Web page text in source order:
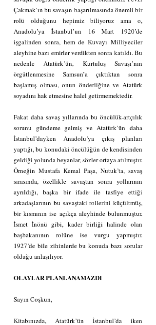
Çakmak’ın bu savaşın başarılmasında önemli bir
rolü olduğunu hepimiz biliyoruz ama o,
Anadolu’ya İstanbul’un 16 Mart 1920’de
işgalinden sonra, hem de Kuvayı Milliyeciler
aleyhine bazı emirler verdikten sonra katıldı. Bu
nedenle Atatürk’ün, Kurtuluş Savaşı’nın
örgütlenmesine Samsun’a çıktıktan sonra
başlamış olması, onun önderliğine ve Atatürk
soyadını hak etmesine halel getirmemektedir.
Fakat daha savaş yıllarında bu öncülük-artçılık
sorunu gündeme gelmiş ve Atatürk’ün daha
İstanbul’dayken Anadolu’ya çıkış planları
yaptığı, bu konudaki öncülüğün de kendisinden
geldiği yolunda beyanlar, sözler ortaya atılmıştır.
Örneğin Mustafa Kemal Paşa, Nutuk’ta, savaş
sırasında, özellikle savaştan sonra yollarının
ayrıldığı, başka bir ifade ile tasfiye ettiği
arkadaşlarının bu savaştaki rollerini küçültmüş,
bir kısmının ise açıkça aleyhinde bulunmuştur.
İsmet İnönü gibi, kader birliği halinde olan
başbakanının rolüne ise vurgu yapmıştır.
1927’de bile zihinlerde bu konuda bazı sorular
olduğu anlaşılıyor.
OLAYLAR PLANLANAMAZDI
Sayın Coşkun,
Kitabınızda, Atatürk’ün İstanbul’da iken